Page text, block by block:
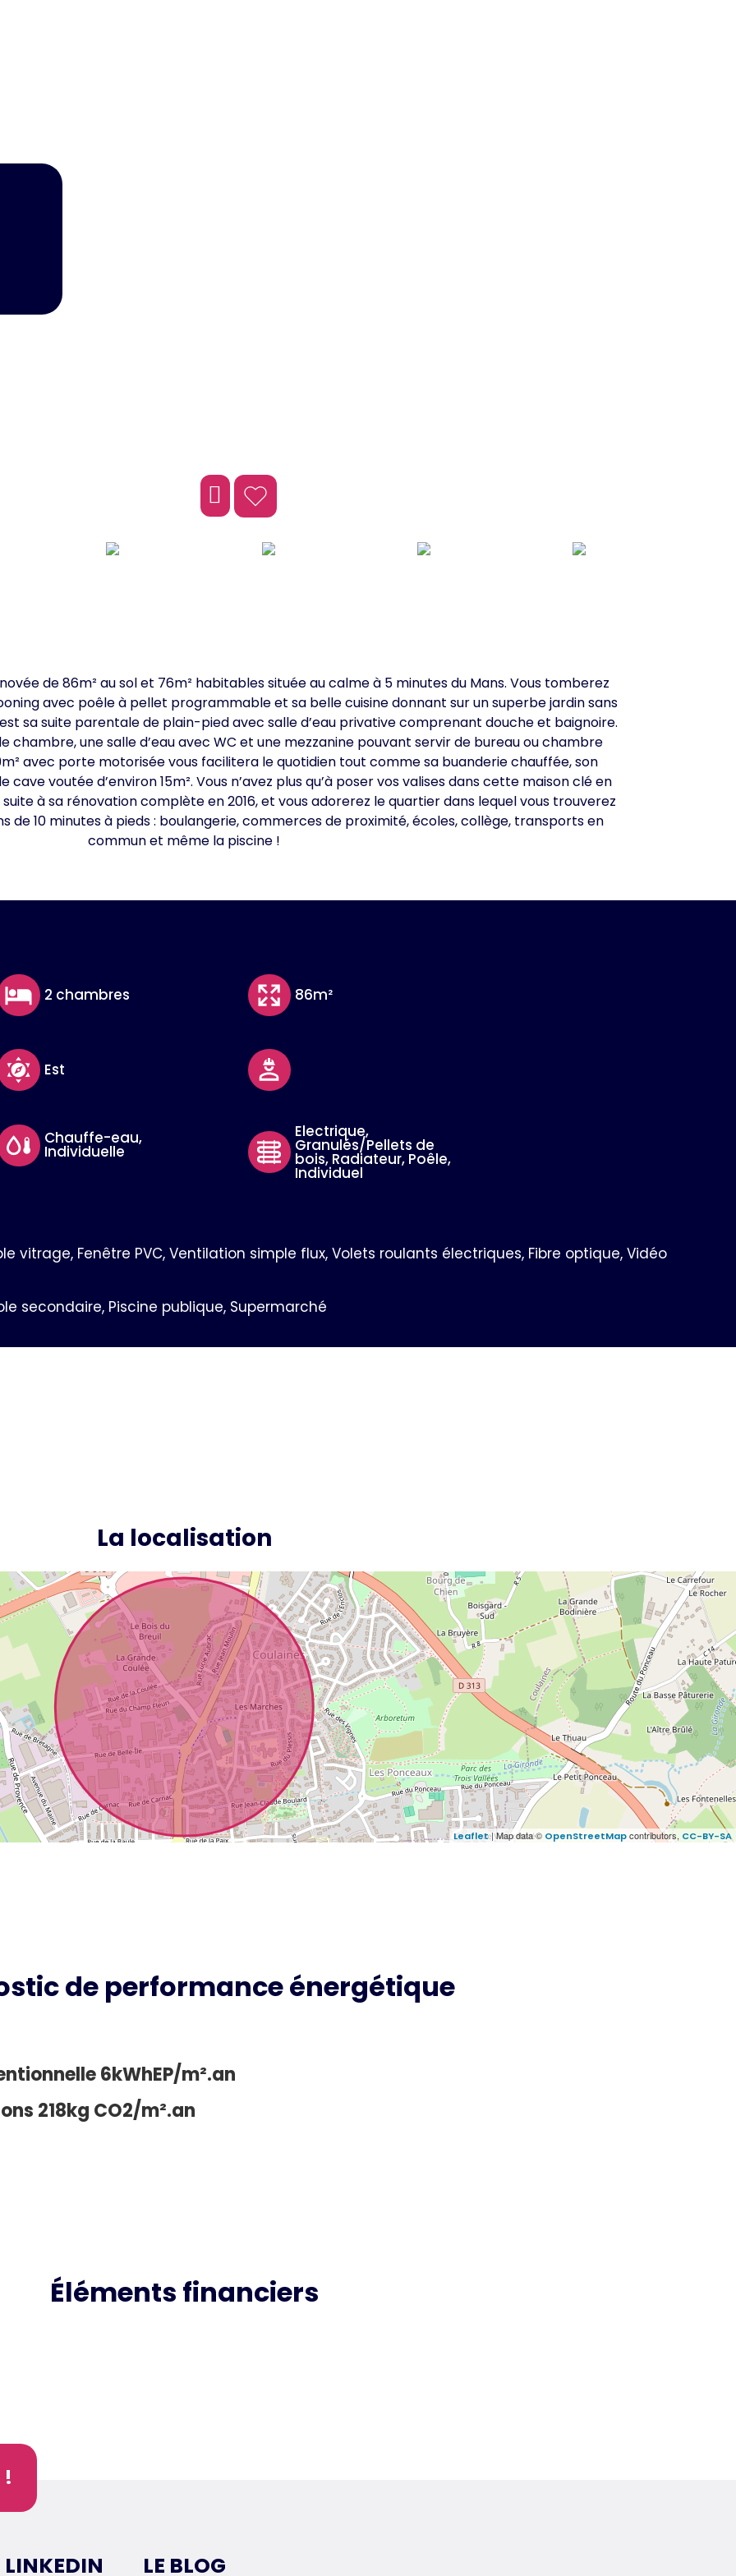
de 86m² au sol et 76m² habitables située au calme à 5 minutes du Mans. Vous tomberez
avec poêle à pellet programmable et sa belle cuisine donnant sur un superbe jardin sans
sa suite parentale de plain-pied avec salle d’eau privative comprenant douche et baignoire.
chambre, une salle d’eau avec WC et une mezzanine pouvant servir de bureau ou chambre
avec porte motorisée vous facilitera le quotidien tout comme sa buanderie chauffée, son
cave voutée d’environ 15m². Vous n’avez plus qu’à poser vos valises dans cette maison clé en
à sa rénovation complète en 2016, et vous adorerez le quartier dans lequel vous trouverez
de 10 minutes à pieds : boulangerie, commerces de proximité, écoles, collège, transports en
commun et même la piscine !
2 chambres 86m²
Est
Chauffe-eau,
Individuelle
Electrique,
Granulés/Pellets de
bois, Radiateur, Poêle,
Individuel
vitrage, Fenêtre PVC, Ventilation simple flux, Volets roulants électriques, Fibre optique, Vidéo
secondaire, Piscine publique, Supermarché
La localisation
Leaflet| Map data © OpenStreetMapcontributors, CC-BY-SA
de performance énergétique
6kWhEP/m².an
218kg CO2/m².an
Éléments financiers
!
LINKEDIN LE BLOG